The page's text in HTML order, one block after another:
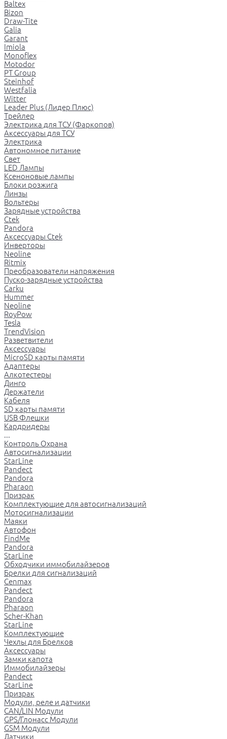
Baltex
Bizon
Draw-Tite
Galia
Garant
Imiola
Monoflex
Motodor
PT Group
Steinhof
Westfalia
Witter
Leader Plus (Лидер Плюс)
Трейлер
Электрика для ТСУ (Фаркопов)
Аксессуары для ТСУ
Электрика
Автономное питание
Свет
LED Лампы
Ксеноновые лампы
Блоки розжига
Линзы
Вольтеры
Зарядные устройства
Ctek
Pandora
Аксессуары Ctek
Инверторы
Neoline
Ritmix
Преобразователи напряжения
Пуско-зарядные устройства
Carku
Hummer
Neoline
RoyPow
Tesla
TrendVision
Разветвители
Аксессуары
MicroSD карты памяти
Адаптеры
Алкотестеры
Динго
Держатели
Кабеля
SD карты памяти
USB Флешки
Кардридеры
...
Контроль Охрана
Автосигнализации
StarLine
Pandect
Pandora
Pharaon
Призрак
Комплектующие для автосигнализаций
Мотосигнализации
Маяки
Автофон
FindMe
Pandora
StarLine
Обходчики иммобилайзеров
Брелки для сигнализаций
Cenmax
Pandect
Pandora
Pharaon
Scher-Khan
StarLine
Комплектующие
Чехлы для Брелков
Аксессуары
Замки капота
Иммобилайзеры
Pandect
StarLine
Призрак
Модули, реле и датчики
CAN/LIN Модули
GPS/Глонасс Модули
GSM Модули
Датчики